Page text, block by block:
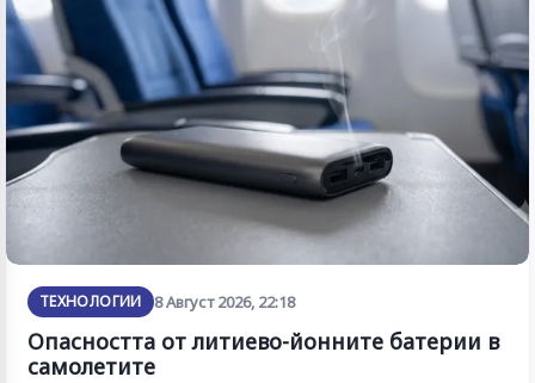
ТЕХНОЛОГИИ 8 Август 2026, 22:18
Опасността от литиево-йонните батерии в
самолетите